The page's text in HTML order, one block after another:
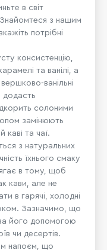
в світ
Знайомтеся з нашим
потрібні
консистенцію,
та ванілі, а
ванільні
солоними
замінюють
каві та чаї.
з натуральних
їхнього смаку
в тому, щоб
кави, але не
в гарячі, холодні
Зазначимо, що
його допомогою
чи десертів.
напоєм, що